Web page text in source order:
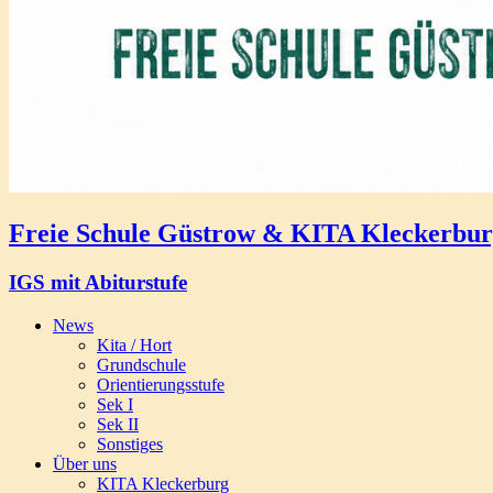
Freie Schule Güstrow & KITA
IGS mit Abiturstufe
News
Kita / Hort
Grundschule
Orientierungsstufe
Sek I
Sek II
Sonstiges
Über uns
KITA Kleckerburg